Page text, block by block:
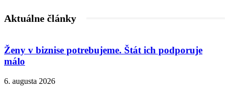
Aktuálne články
Ženy v biznise potrebujeme. Štát ich podporuje
málo
6. augusta 2026